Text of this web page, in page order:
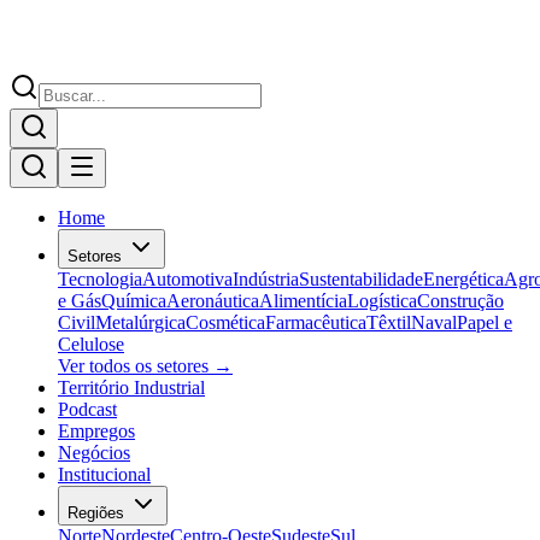
Home
Setores
TecnologiaAutomotivaIndústriaSustentabilidadeEnergética
e GásQuímicaAeronáuticaAlimentíciaLogísticaConstrução
CivilMetalúrgicaCosméticaFarmacêuticaTêxtilNavalPapel e
Celulose
Ver todos os setores →
Território Industrial
Podcast
Empregos
Negócios
Institucional
Regiões
NorteNordesteCentro-OesteSudesteSul